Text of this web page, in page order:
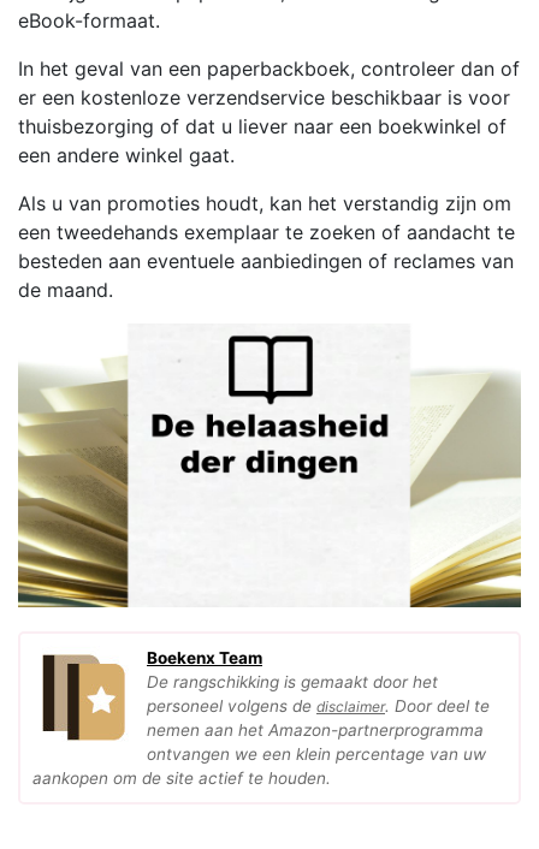
eBook-formaat.
In het geval van een paperbackboek, controleer dan of
er een kostenloze verzendservice beschikbaar is voor
thuisbezorging of dat u liever naar een boekwinkel of
een andere winkel gaat.
Als u van promoties houdt, kan het verstandig zijn om
een tweedehands exemplaar te zoeken of aandacht te
besteden aan eventuele aanbiedingen of reclames van
de maand.
Boekenx Team
De rangschikking is gemaakt door het
personeel volgens de disclaimer. Door deel te
nemen aan het Amazon-partnerprogramma
ontvangen we een klein percentage van uw
aankopen om de site actief te houden.